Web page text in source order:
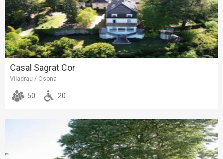
Casal Sagrat Cor
Viladrau / Osona
50 20